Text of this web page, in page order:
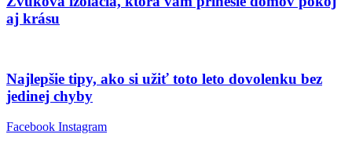
aj krásu
Najlepšie tipy, ako si užiť toto leto dovolenku bez
jedinej chyby
Facebook Instagram